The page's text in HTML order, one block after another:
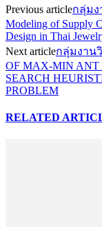
Previous articleกลุ่มง
Modeling of Supply
Design in Thai
Next articleกลุ่มงาน
OF MAX-MIN ANT
SEARCH
PROBLEM
RELATED